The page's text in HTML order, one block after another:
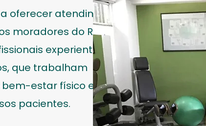
oferecer atendimento
moradores do Rio de
experientes e
que trabalham
estar físico e a
pacientes.